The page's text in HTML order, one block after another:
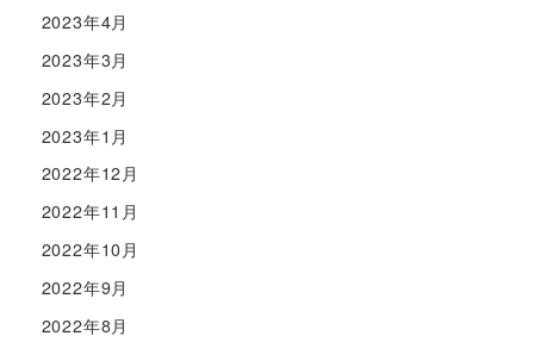
2023年4月
2023年3月
2023年2月
2023年1月
2022年12月
2022年11月
2022年10月
2022年9月
2022年8月